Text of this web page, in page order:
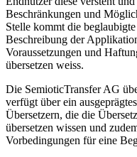
Beschränkungen und
Stelle kommt die
Beschreibung der
Voraussetzungen und
übersetzen weiss.
Die SemioticTransfer AG
verfügt über ein
Übersetzern, die die
übersetzen wissen und
Vorbedingungen für eine